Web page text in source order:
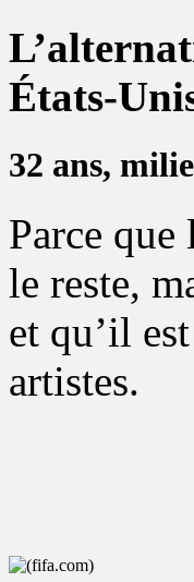
États-
32 ans,
Parce
le reste,
et qu’il
artistes.